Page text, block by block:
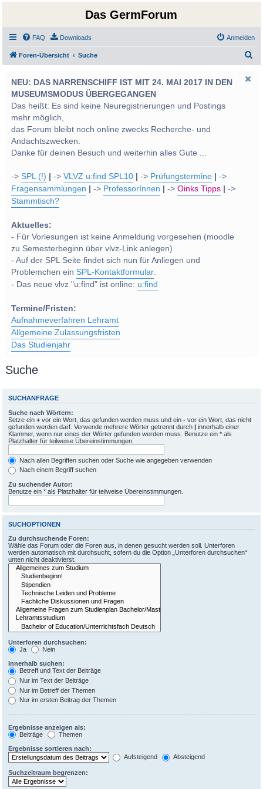
Das GermForum
FAQ Downloads Anmelden
Foren-Übersicht Suche
NEU: DAS NARRENSCHIFF IST MIT 24. MAI 2017 IN DEN
MUSEUMSMODUS ÜBERGEGANGEN
Das heißt: Es sind keine Neuregistrierungen und Postings
mehr möglich,
das Forum bleibt noch online zwecks Recherche- und
Andachtszwecken.
Danke für deinen Besuch und weiterhin alles Gute ...
->SPL (!) ->VLVZ u:find SPL10 -> Prüfungstermine
->
Fragensammlungen
-> ProfessorInnen ->Oinks Tipps
->
Stammtisch?
Aktuelles:
- Für Vorlesungen ist keine Anmeldung vorgesehen (moodle
zu Semesterbeginn über vlvz-Link anlegen)
- Auf der SPL Seite findet sich nun für Anliegen und
Problemchen einSPL-Kontaktformular.
- Das neue vlvz "u:find" ist online: u:find
Termine/Fristen:
Aufnahmeverfahren Lehramt
Allgemeine Zulassungsfristen
Das Studienjahr
Suche
SUCHANFRAGE
Suche nach Wörtern:
Setze ein+ vor ein Wort, das gefunden werden muss und ein- vor ein Wort, das nicht
gefunden werden darf. Verwende mehrere Wörter getrennt durch| innerhalb einer
Klammer, wenn nur eines der Wörter gefunden werden muss. Benutze ein * als
Platzhalter für teilweise Übereinstimmungen.
Nach allen Begriffen suchen oder Suche wie angegeben verwenden
Nach einem Begriff suchen
Zu suchender Autor:
Benutze ein * als Platzhalter für teilweise Übereinstimmungen.
SUCHOPTIONEN
Zu durchsuchende Foren:
Wähle das Forum oder die Foren aus, in denen gesucht werden soll. Unterforen
werden automatisch mit durchsucht, sofern du die Option „Unterforen durchsuchen“
unten nicht deaktivierst.
Unterforen durchsuchen:
Ja
Nein
Innerhalb suchen:
Betreff und Text der Beiträge
Nur im Text der Beiträge
Nur im Betreff der Themen
Nur im ersten Beitrag der Themen
Ergebnisse anzeigen als:
Beiträge
Themen
Ergebnisse sortieren nach:
Aufsteigend
Absteigend
Suchzeitraum begrenzen: